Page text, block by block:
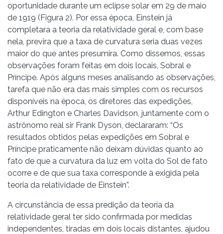
oportunidade durante um eclipse solar em 29 de maio
de 1919 (Figura 2). Por essa época, Einstein já
completara a teoria da relatividade geral e, com base
nela, previra que a taxa de curvatura seria duas vezes
maior do que antes presumira. Como dissemos, essas
observações foram feitas em dois locais, Sobral e
Príncipe. Após alguns meses analisando as observações,
tarefa que não era das mais simples com os recursos
disponíveis na época, os diretores das expedições,
Arthur Edington e Charles Davidson, juntamente com o
astrônomo real sir Frank Dyson, declararam: “Os
resultados obtidos pelas expedições em Sobral e
Príncipe praticamente não deixam dúvidas quanto ao
fato de que a curvatura da luz em volta do Sol de fato
ocorre e de que sua taxa corresponde à exigida pela
teoria da relatividade de Einstein”.
A circunstância de essa predição da teoria da
relatividade geral ter sido confirmada por medidas
independentes, tiradas em dois locais distantes, ajudou